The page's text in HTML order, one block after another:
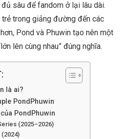
sâu để fandom ở lại lâu dài.
trong giảng đường đến các
Pond và Phuwin tạo nên một
lên cùng nhau” đúng nghĩa.
là ai?
PondPhuwin
PondPhuwin
(2025–2026)